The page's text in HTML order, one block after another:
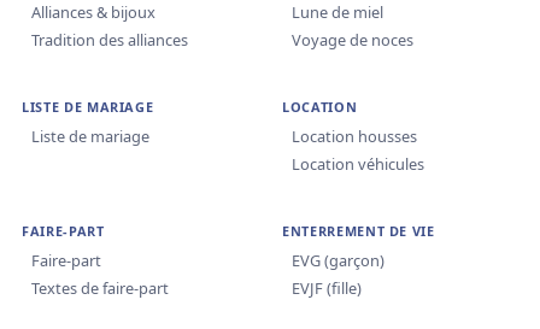
Alliances & bijoux
Tradition des alliances
Lune de miel
Voyage de noces
LISTE DE MARIAGE
Liste de mariage
LOCATION
Location housses
Location véhicules
FAIRE-PART
Faire-part
Textes de faire-part
ENTERREMENT DE VIE
EVG (garçon)
EVJF (fille)